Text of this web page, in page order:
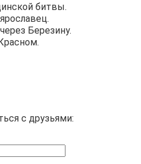
битвы.
Березину.
с друзьями: